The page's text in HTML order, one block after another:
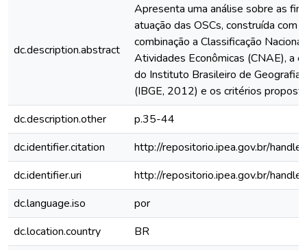
dc.description.abstract
Apresenta uma análise sobre as
atuação das OSCs, construída com
combinação a Classificação
Atividades Econômicas (CNAE), a
do Instituto Brasileiro de Geografia
(IBGE, 2012) e os critérios
dc.description.other
p.35-44
dc.identifier.citation
http://repositorio.ipea.gov.br/
dc.identifier.uri
http://repositorio.ipea.gov.br/
dc.language.iso
por
dc.location.country
BR